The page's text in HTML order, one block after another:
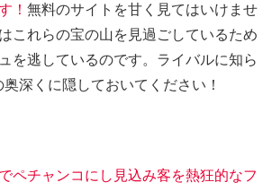
！ 無料のサイトを甘く見てはいけませ
これらの宝の山を見過ごしているため
を逃しているのです。ライバルに知ら
深くに隠しておいてください！
ペチャンコにし見込み客を熱狂的なフ